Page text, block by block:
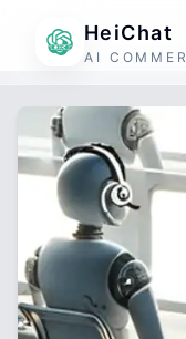
HeiChat
AI